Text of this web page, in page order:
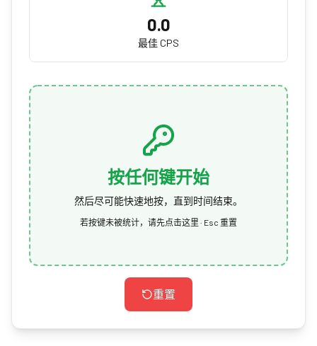
0.0
最佳 CPS
按任何键开始
然后尽可能快速地按，直到时间结束。
若按键未被统计，请先点击这里 · Esc 重置
重置